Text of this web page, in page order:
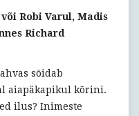
Robi Varul, Madis
Richard
sõidab
aiapäkapikul kõrini.
ilus? Inimeste